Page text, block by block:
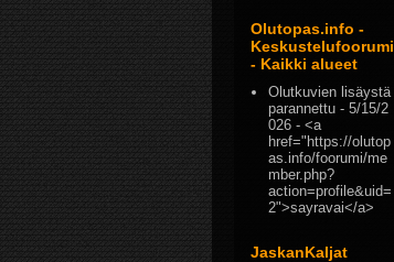
Olutopas.info -
Keskustelufoorumi
- Kaikki alueet
Olutkuvien lisäystä
parannettu - 5/15/2
026 - <a
href="https://olutop
as.info/foorumi/me
mber.php?
action=profile&uid=
2">sayravai</a>
JaskanKaljat